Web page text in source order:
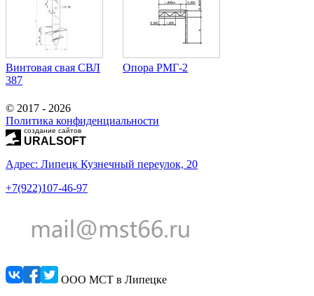
Винтовая свая СВЛ
387
Опора РМГ-2
© 2017 - 2026
Политика конфиденциальности
создание сайтов
URALSOFT
Адрес: Липецк Кузнечный переулок, 20
+7(922)107-46-97
ООО МСТ в Липецке